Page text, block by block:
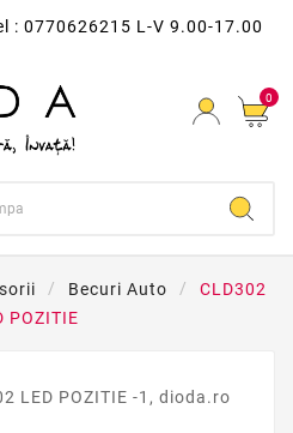
: 0770626215 L-V 9.00-17.00
0
Becuri Auto
CLD302
POZITIE